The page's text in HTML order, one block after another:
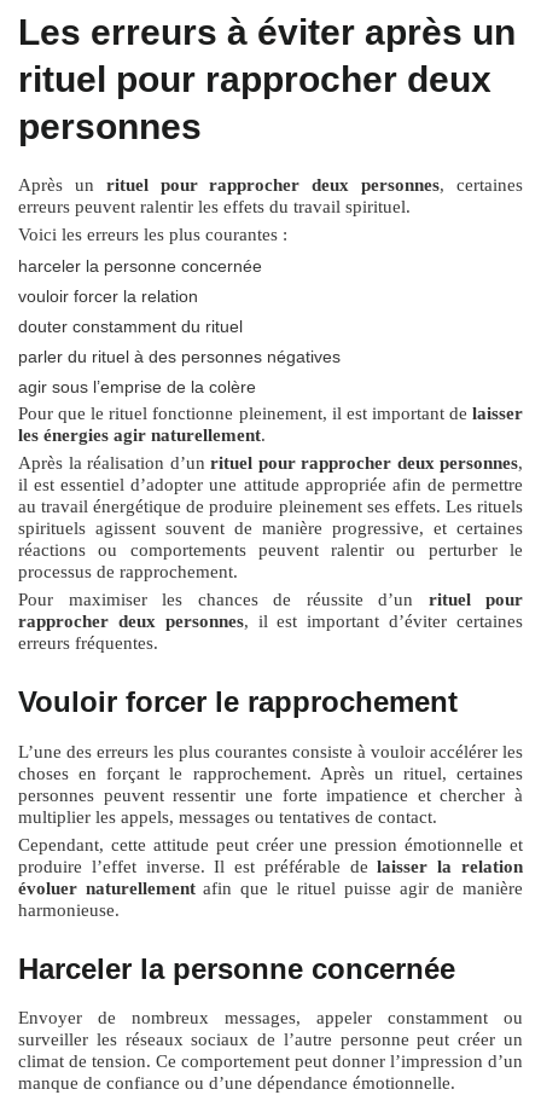
Les erreurs à éviter après un
rituel pour rapprocher deux
personnes
Après un rituel pour rapprocher deux personnes, certaines
erreurs peuvent ralentir les effets du travail spirituel.
Voici les erreurs les plus courantes :
harceler la personne concernée
vouloir forcer la relation
douter constamment du rituel
parler du rituel à des personnes négatives
agir sous l’emprise de la colère
Pour que le rituel fonctionne pleinement, il est important de laisser
les énergies agir naturellement.
Après la réalisation d’un rituel pour rapprocher deux personnes,
il est essentiel d’adopter une attitude appropriée afin de permettre
au travail énergétique de produire pleinement ses effets. Les rituels
spirituels agissent souvent de manière progressive, et certaines
réactions ou comportements peuvent ralentir ou perturber le
processus de rapprochement.
Pour maximiser les chances de réussite d’un rituel pour
rapprocher deux personnes, il est important d’éviter certaines
erreurs fréquentes.
Vouloir forcer le rapprochement
L’une des erreurs les plus courantes consiste à vouloir accélérer les
choses en forçant le rapprochement. Après un rituel, certaines
personnes peuvent ressentir une forte impatience et chercher à
multiplier les appels, messages ou tentatives de contact.
Cependant, cette attitude peut créer une pression émotionnelle et
produire l’effet inverse. Il est préférable delaisser la relation
évoluer naturellementafin que le rituel puisse agir de manière
harmonieuse.
Harceler la personne concernée
Envoyer de nombreux messages, appeler constamment ou
surveiller les réseaux sociaux de l’autre personne peut créer un
climat de tension. Ce comportement peut donner l’impression d’un
manque de confiance ou d’une dépendance émotionnelle.